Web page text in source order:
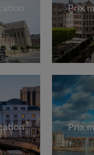
Prix
Prix